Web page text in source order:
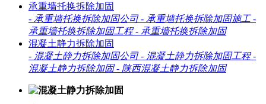
承重墙托换拆除加固
- 承重墙托换拆除加固公司 - 承重墙托换拆除加固施工 -
承重墙托换拆除加固工程 - 承重墙托换拆除加固
混凝土静力拆除加固
- 混凝土静力拆除加固公司 - 混凝土静力拆除加固工程 -
混凝土静力拆除加固 - 陕西混凝土静力拆除加固